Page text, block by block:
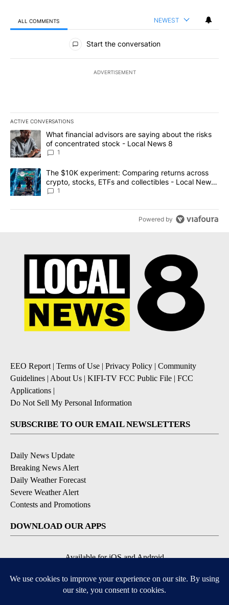
ALL COMMENTS NEWEST
All Comments
Start the conversation
ADVERTISEMENT
ACTIVE CONVERSATIONS
The following is a list of the most commented articles in the last
A trending article titled "What financial advisors are saying
What financial advisors are saying about the risks
of concentrated stock - Local News 8
1
A trending article titled "The $10K experiment: Comparing
The $10K experiment: Comparing returns across
crypto, stocks, ETFs and collectibles - Local News
8
1
Powered by
EEO Report| Terms of Use | Privacy Policy | Community
Guidelines | About Us | KIFI-TV FCC Public File | FCC
Applications |
Do Not Sell My Personal Information
SUBSCRIBE TO OUR EMAIL NEWSLETTERS
Daily News Update
Breaking News Alert
Daily Weather Forecast
Severe Weather Alert
Contests and Promotions
DOWNLOAD OUR APPS
Available for iOS and Android